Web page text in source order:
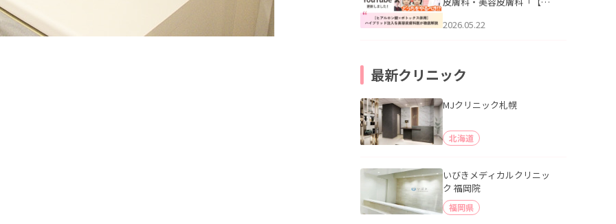
用】ハイブリッド注入を美
2026.05.22
最新クリニック
MJクリニック札幌
北海道
いびきメディカルクリニッ
ク 福岡院
福岡県